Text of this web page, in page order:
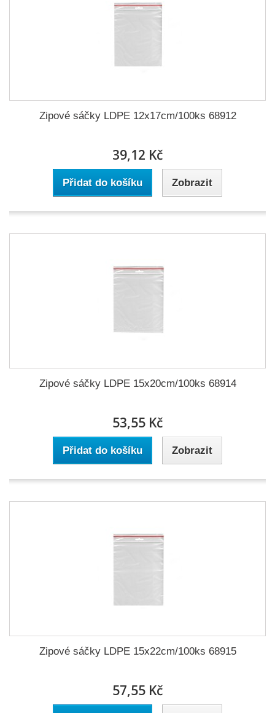
Zipové sáčky LDPE 12x17cm/100ks 68912
39,12 Kč
Přidat do košíku Zobrazit
Zipové sáčky LDPE 15x20cm/100ks 68914
53,55 Kč
Přidat do košíku Zobrazit
Zipové sáčky LDPE 15x22cm/100ks 68915
57,55 Kč